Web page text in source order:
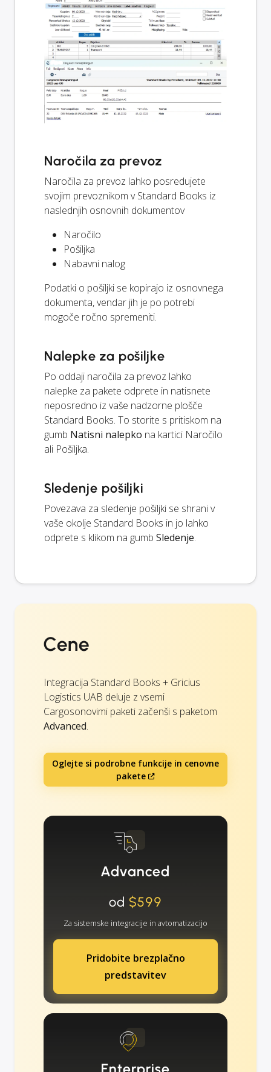
Naročila za prevoz
Naročila za prevoz lahko posredujete
svojim prevoznikom v Standard Books iz
naslednjih osnovnih dokumentov
Naročilo
Pošiljka
Nabavni nalog
Podatki o pošiljki se kopirajo iz osnovnega
dokumenta, vendar jih je po potrebi
mogoče ročno spremeniti.
Nalepke za pošiljke
Po oddaji naročila za prevoz lahko
nalepke za pakete odprete in natisnete
neposredno iz vaše nadzorne plošče
Standard Books. To storite s pritiskom na
gumb Natisni nalepko na kartici Naročilo
ali Pošiljka.
Sledenje pošiljki
Povezava za sledenje pošiljki se shrani v
vaše okolje Standard Books in jo lahko
odprete s klikom na gumb Sledenje.
Cene
Integracija Standard Books + Gricius
Logistics UAB deluje z vsemi
Cargosonovimi paketi začenši s paketom
Advanced.
Oglejte si podrobne funkcije in cenovne
pakete
Advanced
od $599
Za sistemske integracije in avtomatizacijo
Pridobite brezplačno
predstavitev